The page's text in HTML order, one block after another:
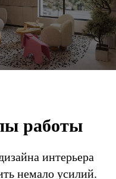
работы
интерьера
немало усилий.